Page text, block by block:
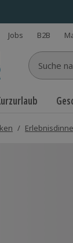
Jobs B2B
Suche
/